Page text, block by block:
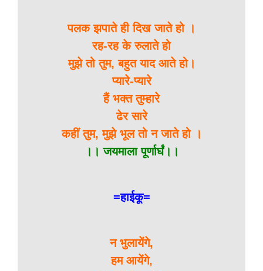
पलक झपाते ही दिख जाते हो ।
रह-रह के रुलाते हो
मुझे तो तुम, बहुत याद आते हो।
प्यारे-प्यारे
हैं भक्त तुम्हारे
ढेर सारे
कहीं तुम, मुझे भूल तो न जाते हो ।
।। जयमाला पूर्णार्घं।।
=हाईकू=
न भुलायेंगे,
हम आयेंगे,